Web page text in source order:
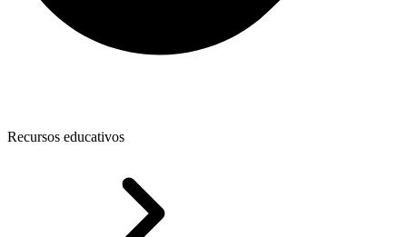
Recursos educativos